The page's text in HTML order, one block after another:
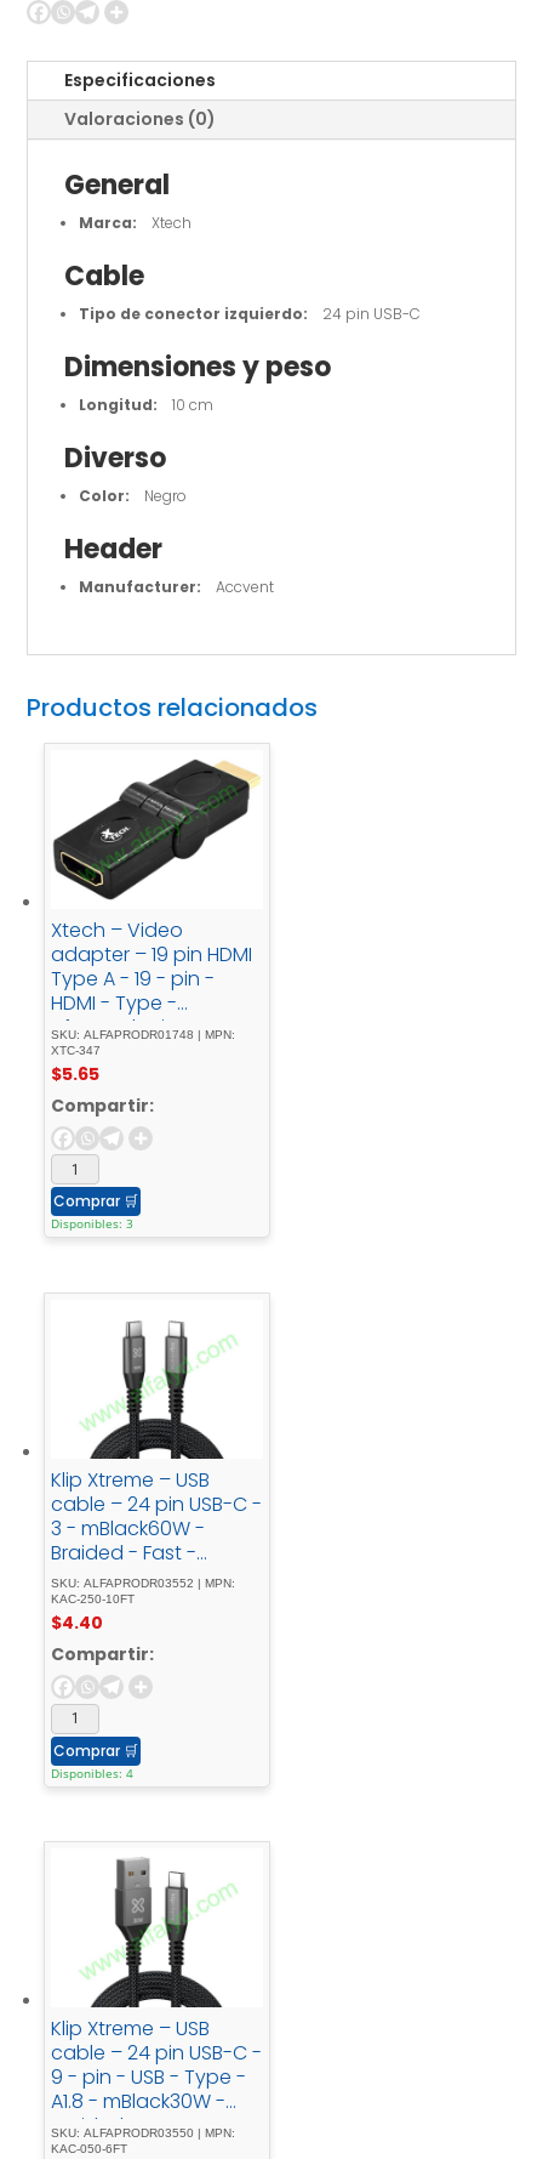
USB-
cantidadEspecificaciones
Valoraciones (0)
General
Marca: Xtech
Cable
Tipo de conector izquierdo: 24 pin USB-C
Dimensiones y peso
Longitud: 10 cm
Diverso
Color: Negro
Header
Manufacturer: Accvent
Productos relacionados
Xtech – Video
adapter – 19 pin HDMI
Type A - 19 - pin -
HDMI - Type -
Afemmalepivot
SKU: ALFAPRODR01748 | MPN:
XTC-347
$5.65
Compartir:
Comprar 🛒
Disponibles: 3
Klip Xtreme – USB
cable – 24 pin USB-C -
3 - mBlack60W -
Braided - Fast -
charging
SKU: ALFAPRODR03552 | MPN:
KAC-250-10FT
$4.40
Compartir:
Comprar 🛒
Disponibles: 4
Klip Xtreme – USB
cable – 24 pin USB-C -
9 - pin - USB - Type -
A1.8 - mBlack30W -
Braided - Fast -
charging
SKU: ALFAPRODR03550 | MPN:
KAC-050-6FT